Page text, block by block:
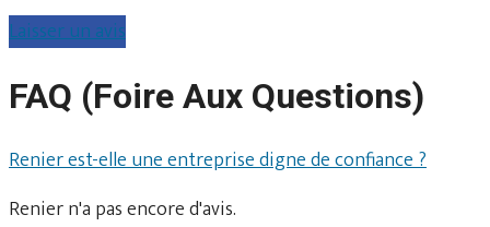
Laisser un avis
FAQ (Foire Aux Questions)
Renier est-elle une entreprise digne de confiance ?
Renier n'a pas encore d'avis.